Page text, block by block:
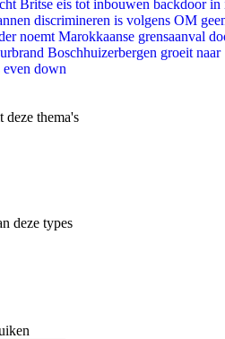
Britse eis tot inbouwen backdoor in
discrimineren is volgens OM
noemt Marokkaanse grensaanval
Boschhuizerbergen groeit naar
down
deze thema's
deze types